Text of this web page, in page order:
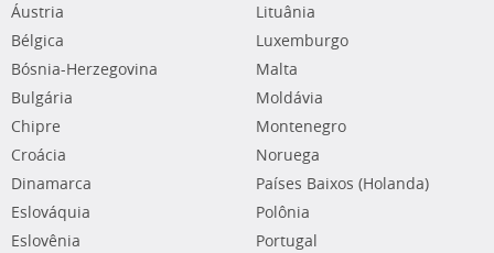
Áustria
Bélgica
Bósnia-Herzegovina
Bulgária
Chipre
Croácia
Dinamarca
Eslováquia
Eslovênia
Lituânia
Luxemburgo
Malta
Moldávia
Montenegro
Noruega
Países Baixos (Holanda)
Polônia
Portugal